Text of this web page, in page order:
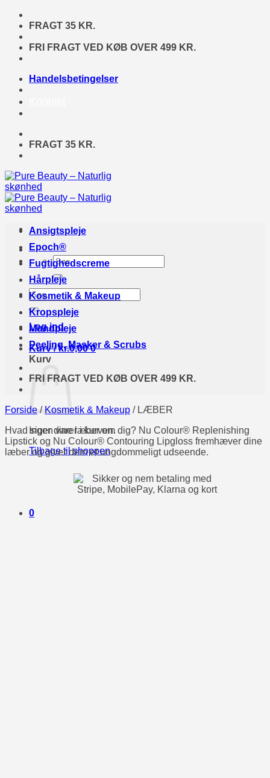
Fortsæt
indhold
FRAGT 35 KR.
FRI FRAGT VED KØB OVER 499 KR.
Handelsbetingelser
FRAGT 35 KR.
Søg
efter:
Søg
efter:
Log ind
Kurv /kr.0,00 0
Kurv
Ingen varer i kurven.
Tilbage til shoppen
0
Ansigtspleje
Epoch®
Fugtighedscreme
Hårpleje
Kosmetik & Makeup
Kropspleje
Mundpleje
Peeling, Masker & Scrubs
FRI FRAGT VED KØB OVER 499 KR.
Forside / Kosmetik & Makeup /LÆBER
Hvad siger dine læber om dig? Nu Colour® Replenishing
Lipstick og Nu Colour® Contouring Lipgloss fremhæver dine
læber og giver dem et ungdommeligt udseende.